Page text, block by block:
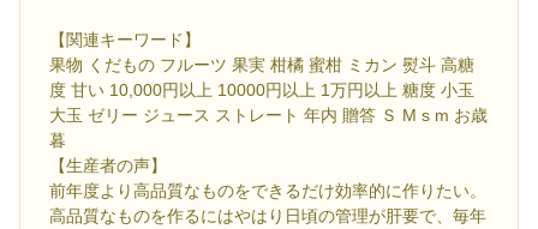
【関連キーワード】
果物 くだもの フルーツ 果実 柑橘 蜜柑 ミカン 熨斗 高糖
度 甘い 10,000円以上 10000円以上 1万円以上 糖度 小玉
大玉 ゼリー ジュース ストレート 年内 贈答 Ｓ M s m お歳
暮
【生産者の声】
前年度より高品質なものをできるだけ効率的に作りたい。
高品質なものを作るにはやはり日頃の管理が肝要で、毎年